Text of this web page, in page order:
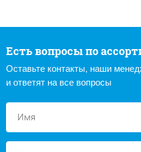
Есть вопросы по
Оставьте контакты, наши
и ответят на все вопросы